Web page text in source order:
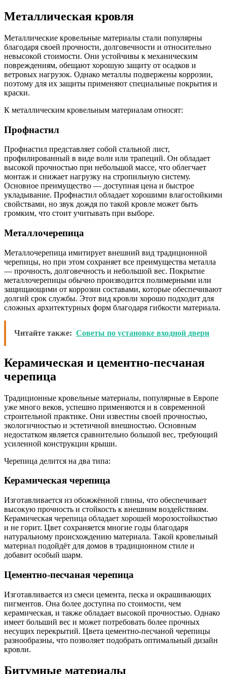
Металлическая кровля
Металлические кровельные материалы стали популярны
благодаря своей прочности, долговечности и относительно
невысокой стоимости. Они устойчивы к механическим
повреждениям, обещают хорошую защиту от осадков и
ветровых нагрузок. Однако металлы подвержены коррозии,
поэтому для их защиты применяют специальные покрытия и
краски.
К металлическим кровельным материалам относят:
Профнастил
Профнастил представляет собой стальной лист,
профилированный в виде волн или трапеций. Он обладает
высокой прочностью при небольшой массе, что облегчает
монтаж и снижает нагрузку на стропильную систему.
Основное преимущество — доступная цена и быстрое
укладывание. Профнастил обладает хорошими влагостойкими
свойствами, но звук дождя по такой кровле может быть
громким, что стоит учитывать при выборе.
Металлочерепица
Металлочерепица имитирует внешний вид традиционной
черепицы, но при этом сохраняет все преимущества металла
— прочность, долговечность и небольшой вес. Покрытие
металлочерепицы обычно производится полимерными или
защищающими от коррозии составами, которые обеспечивают
долгий срок службы. Этот вид кровли хорошо подходит для
сложных архитектурных форм благодаря гибкости материала.
Читайте также: Советы по установке входной двери
Керамическая и цементно-песчаная
черепица
Традиционные кровельные материалы, популярные в Европе
уже много веков, успешно применяются и в современной
строительной практике. Они известны своей прочностью,
экологичностью и эстетичной внешностью. Основным
недостатком является сравнительно большой вес, требующий
усиленной конструкции крыши.
Черепица делится на два типа:
Керамическая черепица
Изготавливается из обожжённой глины, что обеспечивает
высокую прочность и стойкость к внешним воздействиям.
Керамическая черепица обладает хорошей морозостойкостью
и не горит. Цвет сохраняется многие годы благодаря
натуральному происхождению материала. Такой кровельный
материал подойдёт для домов в традиционном стиле и
добавит особый шарм.
Цементно-песчаная черепица
Изготавливается из смеси цемента, песка и окрашивающих
пигментов. Она более доступна по стоимости, чем
керамическая, и также обладает высокой прочностью. Однако
имеет больший вес и может потребовать более прочных
несущих перекрытий. Цвета цементно-песчаной черепицы
разнообразны, что позволяет подобрать оптимальный дизайн
кровли.
Битумные материалы